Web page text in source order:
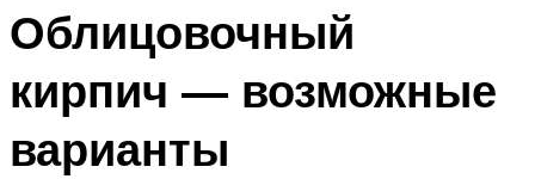
Облицовочный
кирпич — возможные
варианты